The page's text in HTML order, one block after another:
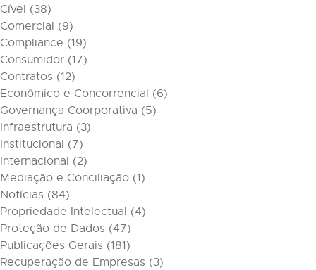
Cível (38)
Comercial (9)
Compliance (19)
Consumidor (17)
Contratos (12)
Econômico e Concorrencial (6)
Governança Coorporativa (5)
Infraestrutura (3)
Institucional (7)
Internacional (2)
Mediação e Conciliação (1)
Notícias (84)
Propriedade Intelectual (4)
Proteção de Dados (47)
Publicações Gerais (181)
Recuperação de Empresas (3)